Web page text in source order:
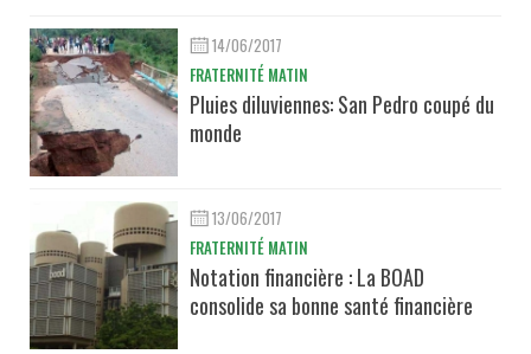
14/06/2017
FRATERNITÉ MATIN
Pluies diluviennes: San Pedro coupé du
monde
13/06/2017
FRATERNITÉ MATIN
Notation financière : La BOAD
consolide sa bonne santé financière